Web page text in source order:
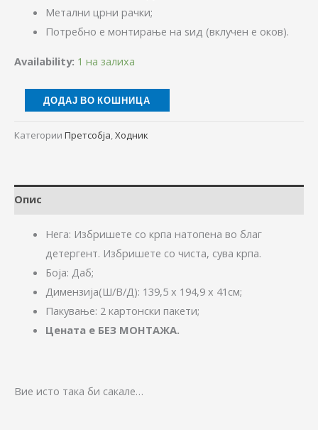
Метални црни рачки;
Потребно е монтирање на ѕид (вклучен е оков).
Availability: 1 на залиха
ДОДАЈ ВО КОШНИЦА
Категории Претсобја,Ходник
Опис
Нега: Избришете со крпа натопена во благ
детергент. Избришете со чиста, сува крпа.
Боја: Даб;
Димензија(Ш/В/Д): 139,5 x 194,9 x 41см;
Пакување: 2 картонски пакети;
Цената е БЕЗ МОНТАЖА.
Вие исто така би сакале…